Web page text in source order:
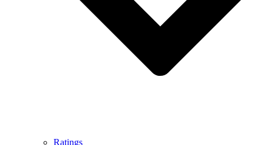
Ratings